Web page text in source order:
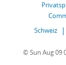
Schweiz
© Sun Aug 09